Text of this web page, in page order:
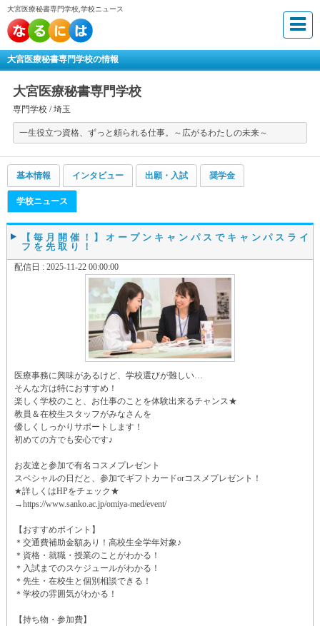
大宮医療秘書専門学校,学校ニュース
大宮医療秘書専門学校の情報
大宮医療秘書専門学校
専門学校 /埼玉
一生役立つ資格、ずっと頼られる仕事。～広がるわたしの未来～
基本情報 インタビュー 出願・入試 奨学金
学校ニュース
【毎月開催！】オープンキャンパスでキャンパスライ
フを先取り！
配信日 : 2025-11-22 00:00:00
医療事務に興味があるけど、学校選びが難しい…
そんな方は特におすすめ！
楽しく学校のこと、お仕事のことを体験出来るチャンス★
教員＆在校生スタッフがみなさんを
優しくしっかりサポートします！
初めての方でも安心です♪
お友達と参加で有名コスメプレゼント
スペシャルの日だと、参加でギフトカードorコスメプレゼント！
★詳しくはHPをチェック★
→https://www.sanko.ac.jp/omiya-med/event/
【おすすめポイント】
＊交通費補助金額あり！高校生全学年対象♪
＊資格・就職・授業のことがわかる！
＊入試までのスケジュールがわかる！
＊先生・在校生と個別相談できる！
＊学校の雰囲気がわかる！
【持ち物・参加費】